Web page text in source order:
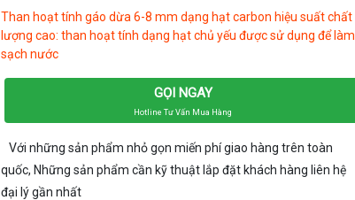
Than hoạt tính gáo dừa 6-8 mm dạng hạt carbon hiệu suất chất
lượng cao: than hoạt tính dạng hạt chủ yếu được sử dụng để làm
sạch nước
GỌI NGAY
Hotline Tư Vấn Mua Hàng
Với những sản phẩm nhỏ gọn miến phí giao hàng trên toàn
quốc, Những sản phẩm cần kỹ thuật lắp đặt khách hàng liên hệ
đại lý gần nhất